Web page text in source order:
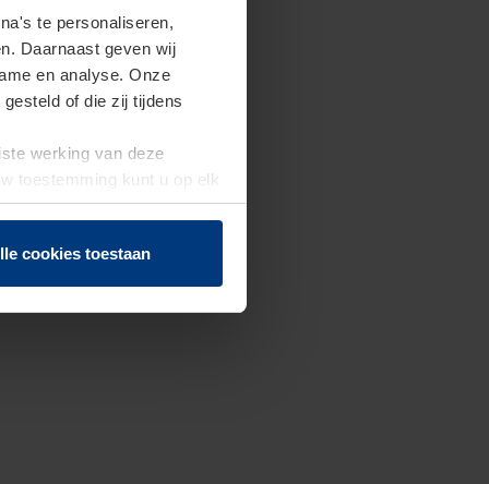
te personaliseren,
Daarnaast geven wij
en analyse. Onze
of die zij tijdens
werking van deze
toestemming kunt u op elk
herroepen.
cookies toestaan